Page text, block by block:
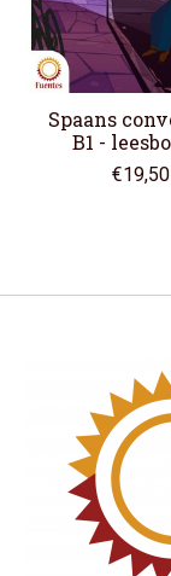
Spaans
B1 -
€19,50